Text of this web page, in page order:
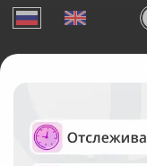
Служба
Русский Букет, 2026
Общество с
ОГРН:
Юридический